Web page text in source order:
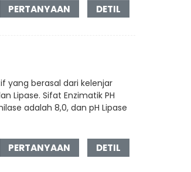
PERTANYAAN DETIL
yang berasal dari kelenjar
Lipase. Sifat Enzimatik PH
adalah 8,0, dan pH Lipase
PERTANYAAN DETIL